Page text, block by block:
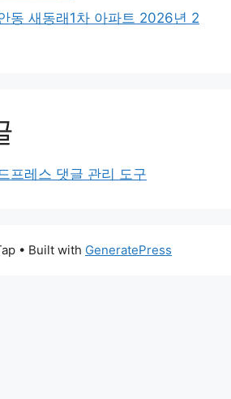
동 새동래1차 아파트 2026년 2
프레스 댓글 관리 도구
• Built with GeneratePress